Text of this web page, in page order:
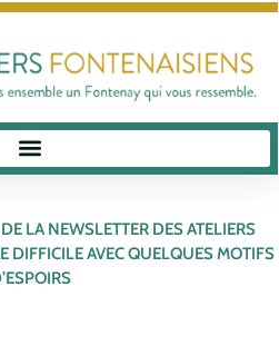
LA NEWSLETTER DES ATELIERS
DIFFICILE AVEC QUELQUES MOTIFS